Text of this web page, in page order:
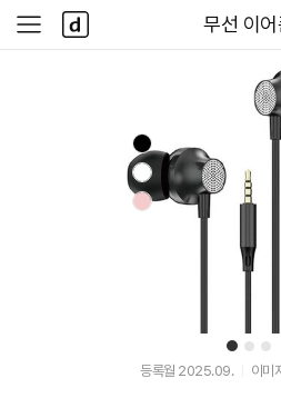
다나와
무선 이
사
이
다
나
와
1 2 3
등록월 2025.09. 이미